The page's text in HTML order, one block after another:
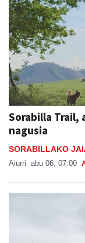
Sorabilla
nagusia
SORABILLAKO
Aiurri abu 06, 07:00